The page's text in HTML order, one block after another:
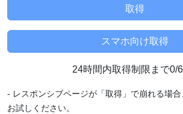
24時間内取得制限まで0/
- レスポンシブページが「取得」で崩れる場
お試しください。